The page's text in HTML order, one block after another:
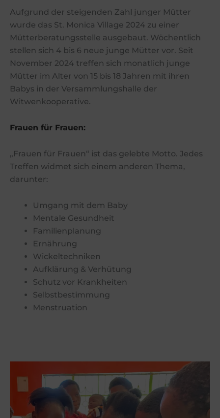
Aufgrund der steigenden Zahl junger Mütter
wurde das St. Monica Village 2024 zu einer
Mütterberatungsstelle ausgebaut. Wöchentlich
stellen sich 4 bis 6 neue junge Mütter vor. Seit
November 2024 treffen sich monatlich junge
Mütter im Alter von 15 bis 18 Jahren mit ihren
Babys in der Versammlungshalle der
Witwenkooperative.
Frauen für Frauen:
„Frauen für Frauen“ ist das gelebte Motto. Jedes
Treffen widmet sich einem anderen Thema,
darunter:
Umgang mit dem Baby
Mentale Gesundheit
Familienplanung
Ernährung
Wickeltechniken
Aufklärung & Verhütung
Schutz vor Krankheiten
Selbstbestimmung
Menstruation